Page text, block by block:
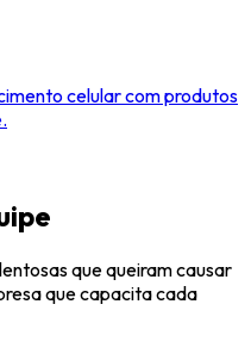
celular com produtos
que queiram causar
que capacita cada